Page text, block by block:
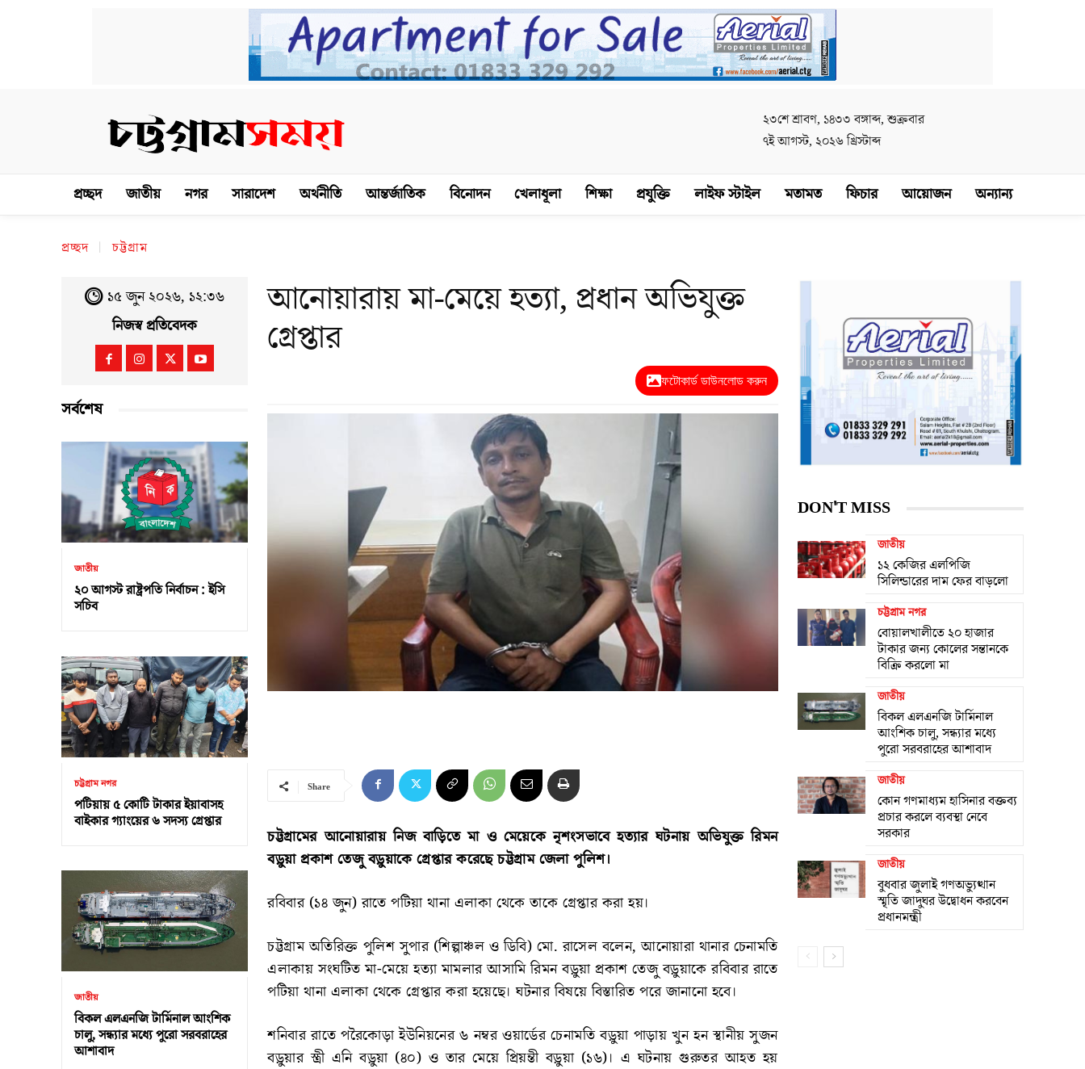
২৩শে শ্রাবণ, ১৪৩৩ বঙ্গাব্দ, শুক্রবার
৭ই আগস্ট, ২০২৬ খ্রিস্টাব্দ
প্রচ্ছদ জাতীয় নগর সারাদেশ অর্থনীতি আন্তর্জাতিক বিনোদন খেলাধূলা শিক্ষা প্রযুক্তি লাইফ স্টাইল মতামত ফিচার আয়োজন অন্যান্য
প্রচ্ছদ চট্টগ্রাম
১৫ জুন ২০২৬, ১২:৩৬
নিজস্ব প্রতিবেদক
সর্বশেষ
জাতীয়
২০ আগস্ট রাষ্ট্রপতি নির্বাচন : ইসি
সচিব
চট্টগ্রাম নগর
পটিয়ায় ৫ কোটি টাকার ইয়াবাসহ
বাইকার গ্যাংয়ের ৬ সদস্য গ্রেপ্তার
জাতীয়
বিকল এলএনজি টার্মিনাল আংশিক
চালু, সন্ধ্যার মধ্যে পুরো সরবরাহের
আশাবাদ
আনোয়ারায় মা-মেয়ে হত্যা, প্রধান অভিযুক্ত
গ্রেপ্তার
ফটোকার্ড ডাউনলোড করুন
Share
চট্টগ্রামের আনোয়ারায় নিজ বাড়িতে মা ও মেয়েকে নৃশংসভাবে হত্যার ঘটনায় অভিযুক্ত রিমন
বড়ুয়া প্রকাশ তেজু বড়ুয়াকে গ্রেপ্তার করেছে চট্টগ্রাম জেলা পুলিশ।
রবিবার (১৪ জুন) রাতে পটিয়া থানা এলাকা থেকে তাকে গ্রেপ্তার করা হয়।
চট্টগ্রাম অতিরিক্ত পুলিশ সুপার (শিল্পাঞ্চল ও ডিবি) মো. রাসেল বলেন, আনোয়ারা থানার চেনামতি
এলাকায় সংঘটিত মা-মেয়ে হত্যা মামলার আসামি রিমন বড়ুয়া প্রকাশ তেজু বড়ুয়াকে রবিবার রাতে
পটিয়া থানা এলাকা থেকে গ্রেপ্তার করা হয়েছে। ঘটনার বিষয়ে বিস্তারিত পরে জানানো হবে।
শনিবার রাতে পরৈকোড়া ইউনিয়নের ৬ নম্বর ওয়ার্ডের চেনামতি বড়ুয়া পাড়ায় খুন হন স্থানীয় সুজন
বড়ুয়ার স্ত্রী এনি বড়ুয়া (৪০) ও তার মেয়ে প্রিয়ন্তী বড়ুয়া (১৬)। এ ঘটনায় গুরুতর আহত হয়
DON'T MISS
জাতীয়
১২ কেজির এলপিজি
সিলিন্ডারের দাম ফের বাড়লো
চট্টগ্রাম নগর
বোয়ালখালীতে ২০ হাজার
টাকার জন্য কোলের সন্তানকে
বিক্রি করলো মা
জাতীয়
বিকল এলএনজি টার্মিনাল
আংশিক চালু, সন্ধ্যার মধ্যে
পুরো সরবরাহের আশাবাদ
জাতীয়
কোন গণমাধ্যম হাসিনার বক্তব্য
প্রচার করলে ব্যবস্থা নেবে
সরকার
জাতীয়
বুধবার জুলাই গণঅভ্যুত্থান
স্মৃতি জাদুঘর উদ্বোধন করবেন
প্রধানমন্ত্রী